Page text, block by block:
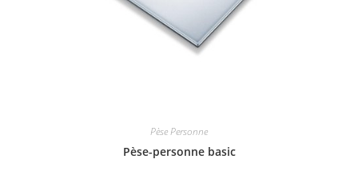
Pèse Personne
Pèse-personne basic